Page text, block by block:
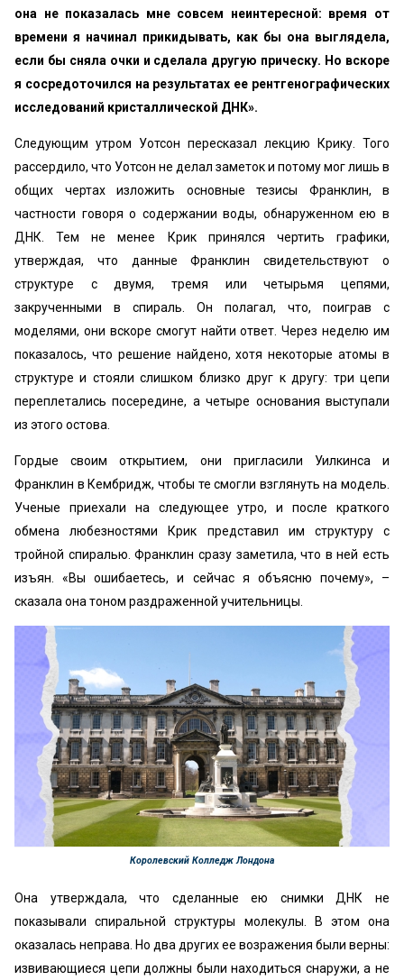
она не показалась мне совсем неинтересной: время от
времени я начинал прикидывать, как бы она выглядела,
если бы сняла очки и сделала другую прическу. Но вскоре
я сосредоточился на результатах ее рентгенографических
исследований кристаллической ДНК».
Следующим утром Уотсон пересказал лекцию Крику. Того
рассердило, что Уотсон не делал заметок и потому мог лишь в
общих чертах изложить основные тезисы Франклин, в
частности говоря о содержании воды, обнаруженном ею в
ДНК. Тем не менее Крик принялся чертить графики,
утверждая, что данные Франклин свидетельствуют о
структуре с двумя, тремя или четырьмя цепями,
закрученными в спираль. Он полагал, что, поиграв с
моделями, они вскоре смогут найти ответ. Через неделю им
показалось, что решение найдено, хотя некоторые атомы в
структуре и стояли слишком близко друг к другу: три цепи
переплетались посередине, а четыре основания выступали
из этого остова.
Гордые своим открытием, они пригласили Уилкинса и
Франклин в Кембридж, чтобы те смогли взглянуть на модель.
Ученые приехали на следующее утро, и после краткого
обмена любезностями Крик представил им структуру с
тройной спиралью. Франклин сразу заметила, что в ней есть
изъян. «‎Вы ошибаетесь, и сейчас я объясню почему», –
сказала она тоном раздраженной учительницы.
Королевский Колледж Лондона
Она утверждала, что сделанные ею снимки ДНК не
показывали спиральной структуры молекулы. В этом она
оказалась неправа. Но два других ее возражения были верны:
извивающиеся цепи должны были находиться снаружи, а не